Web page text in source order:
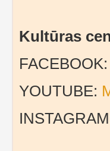
Kultūras
FACEBOOK:
YOUTUBE: